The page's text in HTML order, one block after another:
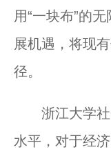
用“一块布”的
展机遇，将现
径。
浙江大学社
水平，对于经